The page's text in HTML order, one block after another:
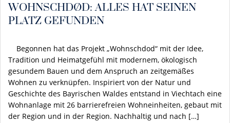
WOHNSCHDØD: ALLES HAT SEINEN
PLATZ GEFUNDEN
Begonnen hat das Projekt „Wohnschdod“ mit der Idee,
Tradition und Heimatgefühl mit modernem, ökologisch
gesundem Bauen und dem Anspruch an zeitgemäßes
Wohnen zu verknüpfen. Inspiriert von der Natur und
Geschichte des Bayrischen Waldes entstand in Viechtach eine
Wohnanlage mit 26 barrierefreien Wohneinheiten, gebaut mit
der Region und in der Region. Nachhaltig und nach […]